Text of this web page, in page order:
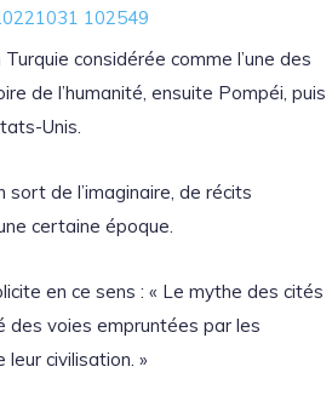
considérée comme l’une des
de l’humanité, ensuite Pompéi, puis
Unis.
de l’imaginaire, de récits
certaine époque.
en ce sens : « Le mythe des cités
des voies empruntées par les
civilisation. »